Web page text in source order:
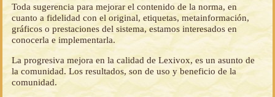
Toda sugerencia para mejorar el contenido de la norma, en
cuanto a fidelidad con el original, etiquetas, metainformación,
gráficos o prestaciones del sistema, estamos interesados en
conocerla e implementarla.
La progresiva mejora en la calidad de Lexivox, es un asunto de
la comunidad. Los resultados, son de uso y beneficio de la
comunidad.